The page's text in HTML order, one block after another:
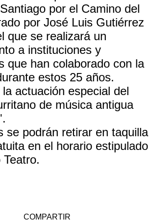
por el Camino del
por José Luis Gutiérrez
que se realizará un
a instituciones y
que han colaborado con la
estos 25 años.
actuación especial del
de música antigua
se podrán retirar en taquilla
en el horario estipulado
COMPARTIR